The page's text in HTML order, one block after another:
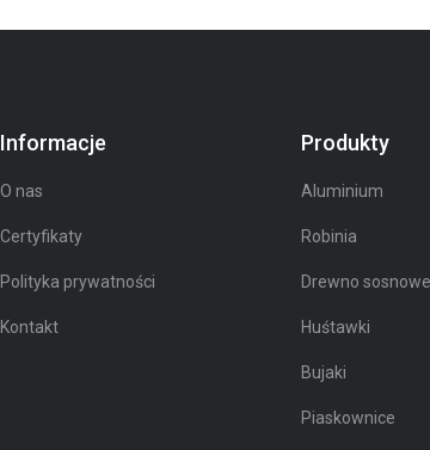
Informacje
O nas
Certyfikaty
Polityka prywatności
Kontakt
Produkty
Aluminium
Robinia
Drewno sosnowe
Huśtawki
Bujaki
Piaskownice